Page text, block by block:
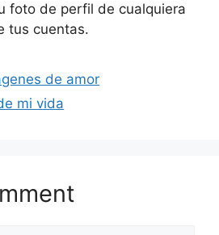
foto de perfil de cualquiera
tus cuentas.
de amor
mi vida